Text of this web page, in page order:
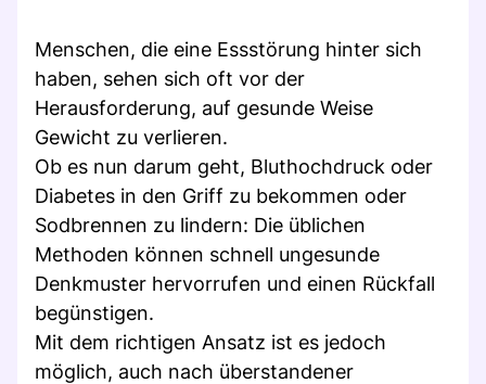
Menschen, die eine Essstörung hinter sich
haben, sehen sich oft vor der
Herausforderung, auf gesunde Weise
Gewicht zu verlieren.
Ob es nun darum geht, Bluthochdruck oder
Diabetes in den Griff zu bekommen oder
Sodbrennen zu lindern: Die üblichen
Methoden können schnell ungesunde
Denkmuster hervorrufen und einen Rückfall
begünstigen.
Mit dem richtigen Ansatz ist es jedoch
möglich, auch nach überstandener